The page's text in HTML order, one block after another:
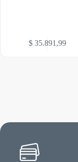
$ 35.891,99